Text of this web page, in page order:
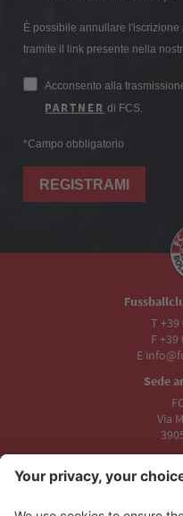
È possibile annullare
tramite il link presente nella
Acconsento alla
PARTNER di FCS.
*Campo obbligatorio
REGISTRAMI
T +39
F +39
E
Sede
Via